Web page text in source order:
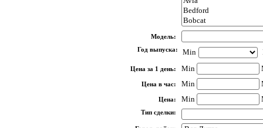
Модель:
Год выпуска:
Min
Цена за 1 день: Min
Цена в час: Min
Цена: Min
Тип сделки: